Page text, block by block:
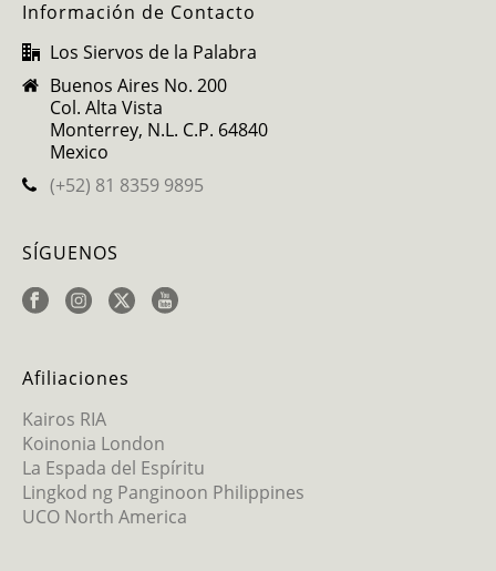
Información de Contacto
Los Siervos de la Palabra
Buenos Aires No. 200
Col. Alta Vista
Monterrey, N.L. C.P. 64840
Mexico
(+52) 81 8359 9895
SÍGUENOS
Afiliaciones
Kairos RIA
Koinonia London
La Espada del Espíritu
Lingkod ng Panginoon Philippines
UCO North America